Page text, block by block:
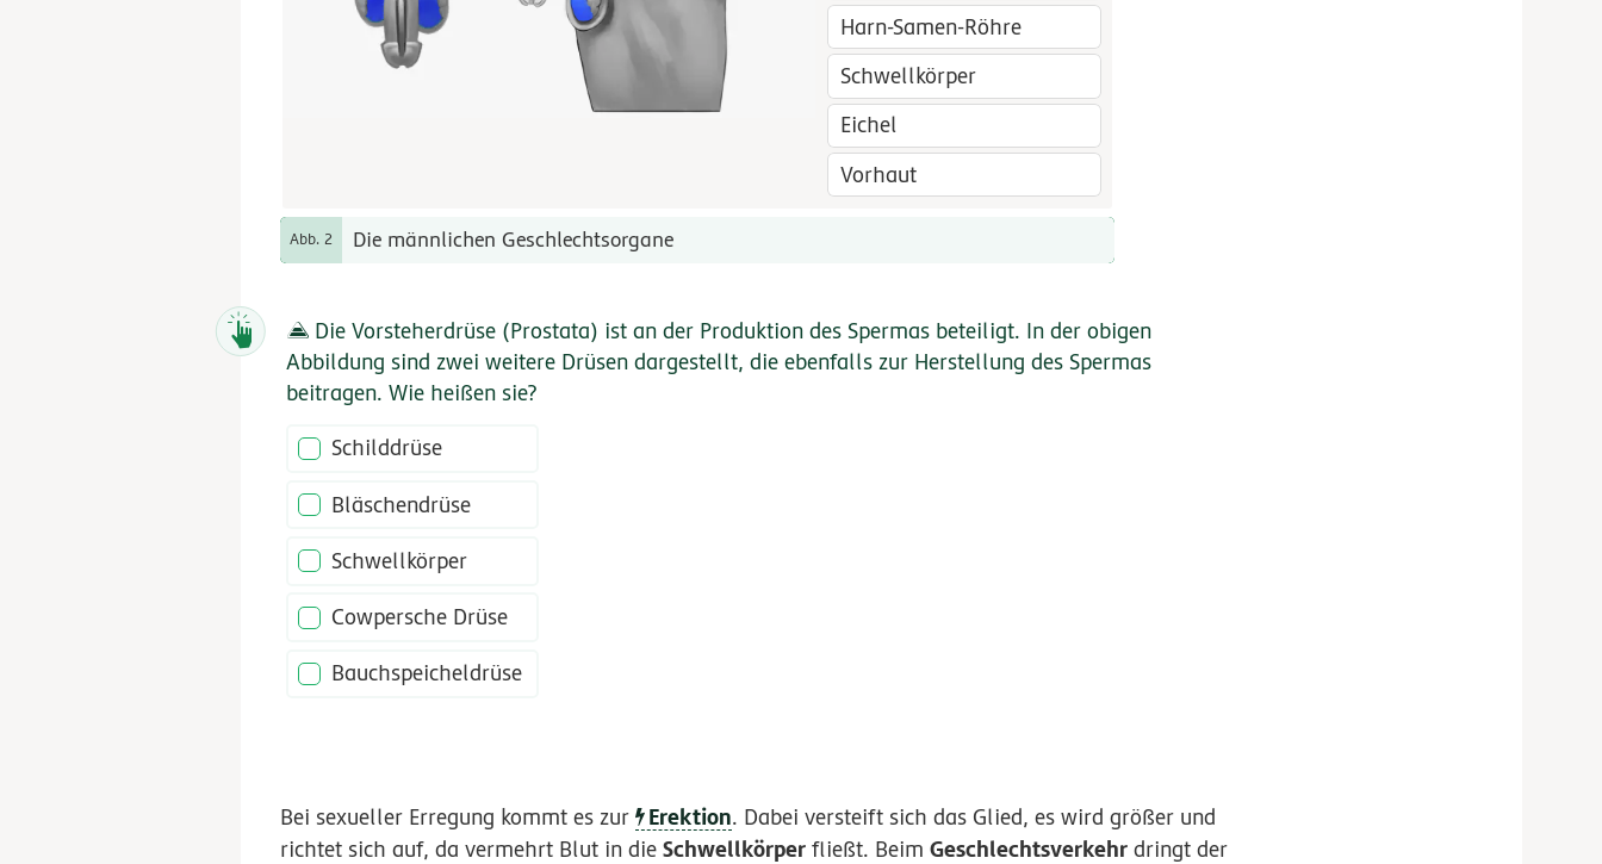
Harn-Samen-Röhre
Schwellkörper
Eichel
Vorhaut
Abb. 2 Die männlichen Geschlechtsorgane
Die Vorsteherdrüse (Prostata) ist an der Produktion des Spermas beteiligt. In der obigen
Abbildung sind zwei weitere Drüsen dargestellt, die ebenfalls zur Herstellung des Spermas
beitragen. Wie heißen sie?
Schilddrüse
Bläschendrüse
Schwellkörper
Cowpersche Drüse
Bauchspeicheldrüse
Bei sexueller Erregung kommt es zur Erektion. Dabei versteift sich das Glied, es wird größer und
richtet sich auf, da vermehrt Blut in dieSchwellkörper fließt. BeimGeschlechtsverkehr dringt der